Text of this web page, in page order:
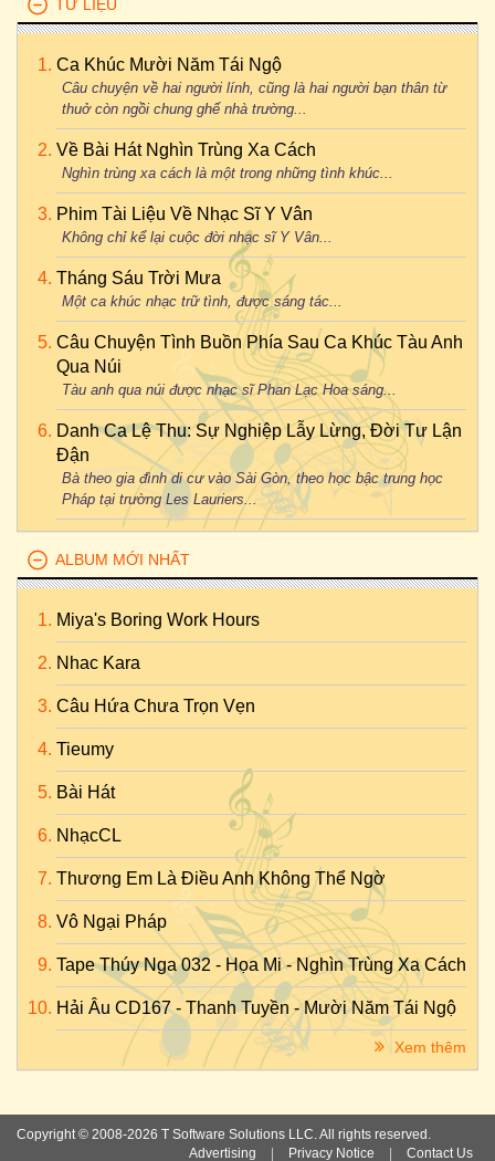
TƯ LIỆU
Ca Khúc Mười Năm Tái Ngộ
Câu chuyện về hai người lính, cũng là hai người bạn thân từ
thuở còn ngồi chung ghế nhà trường...
Về Bài Hát Nghìn Trùng Xa Cách
Nghìn trùng xa cách là một trong những tình khúc...
Phim Tài Liệu Về Nhạc Sĩ Y Vân
Không chỉ kể lại cuộc đời nhạc sĩ Y Vân...
Tháng Sáu Trời Mưa
Một ca khúc nhạc trữ tình, được sáng tác...
Câu Chuyện Tình Buồn Phía Sau Ca Khúc Tàu Anh
Qua Núi
Tàu anh qua núi được nhạc sĩ Phan Lạc Hoa sáng...
Danh Ca Lệ Thu: Sự Nghiệp Lẫy Lừng, Đời Tư Lận
Đận
Bà theo gia đình di cư vào Sài Gòn, theo học bậc trung học
Pháp tại trường Les Lauriers...
ALBUM MỚI NHẤT
Miya's Boring Work Hours
Nhac Kara
Câu Hứa Chưa Trọn Vẹn
Tieumy
Bài Hát
NhạcCL
Thương Em Là Điều Anh Không Thể Ngờ
Vô Ngại Pháp
Tape Thúy Nga 032 - Họa Mi - Nghìn Trùng Xa Cách
Hải Âu CD167 - Thanh Tuyền - Mười Năm Tái Ngộ
Xem thêm
Copyright © 2008-2026 T Software Solutions LLC. All rights reserved.
Advertising
Privacy Notice Contact Us